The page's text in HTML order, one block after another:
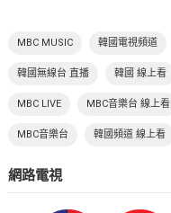
MBC MUSIC 韓國電視頻道
韓國無線台 直播 韓國 線上看
MBC LIVE MBC音樂台 線上看
MBC音樂台 韓國頻道 線上看
網路電視